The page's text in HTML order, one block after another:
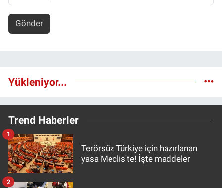
Gönder
Yükleniyor...
Trend Haberler
Terörsüz Türkiye için hazırlanan
yasa Meclis'te! İşte maddeler
1
2